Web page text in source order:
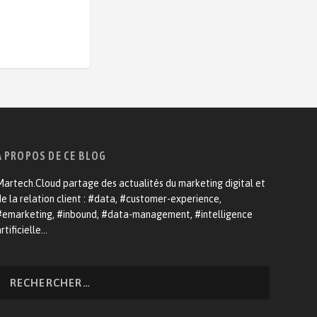
PROPOS DE CE BLOG
partage des actualités du marketing digital et
la relation client : #data, #customer-experience,
#inbound, #data-management, #intelligence